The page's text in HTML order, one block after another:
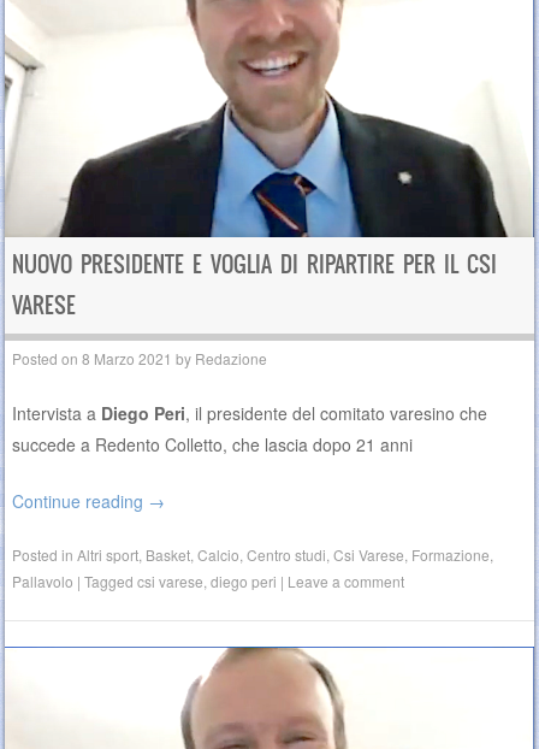
NUOVO PRESIDENTE E VOGLIA DI RIPARTIRE PER IL CSI
VARESE
Posted on8 Marzo 2021 by Redazione
Intervista a Diego Peri, il presidente del comitato varesino che
succede a Redento Colletto, che lascia dopo 21 anni
Continue reading →
Posted inAltri sport Basket ,Calcio ,Centro studi ,Csi Varese Formazione
Pallavolo |Taggedcsi varese ,diego peri | Leave a comment